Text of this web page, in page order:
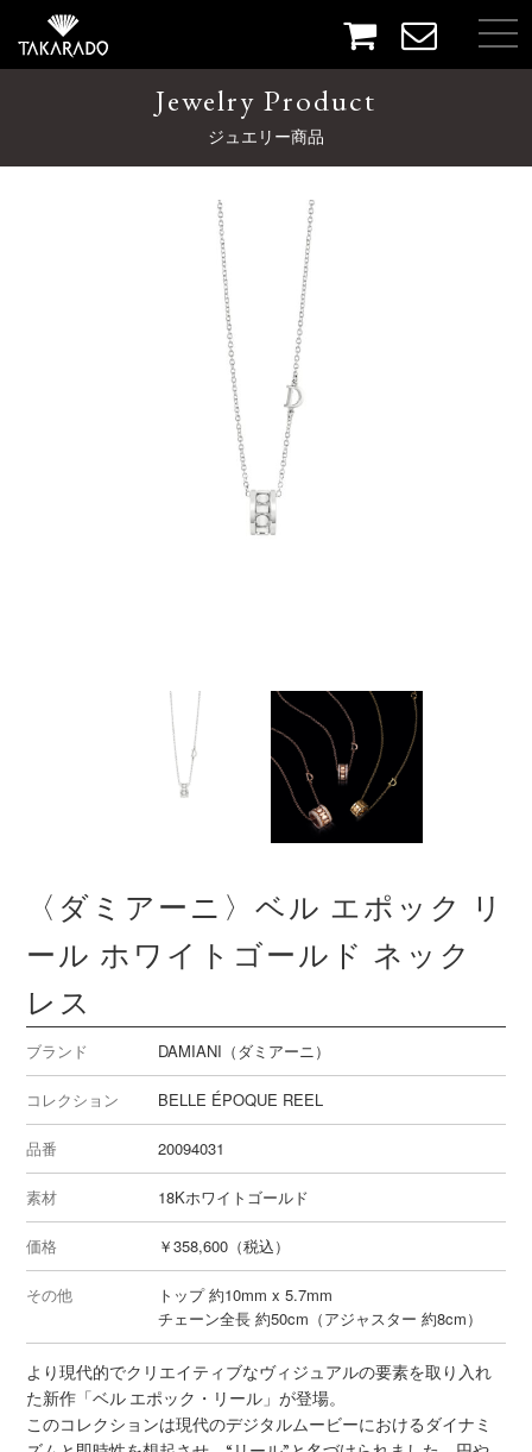
Jewelry Product
ジュエリー商品
〈ダミアーニ〉ベル エポック リ
ール ホワイトゴールド ネック
レス
ブランド DAMIANI（ダミアーニ）
コレクション BELLE ÉPOQUE REEL
品番 20094031
素材 18Kホワイトゴールド
価格 ￥358,600（税込）
その他
トップ 約10mm x 5.7mm
チェーン全長 約50cm（アジャスター 約8cm）
より現代的でクリエイティブなヴィジュアルの要素を取り入れ
た新作「ベル エポック・リール」が登場。
このコレクションは現代のデジタルムービーにおけるダイナミ